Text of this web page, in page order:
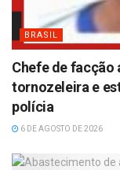
BRASIL
Chefe de facção
tornozeleira e
polícia
6 DE AGOSTO DE 2026